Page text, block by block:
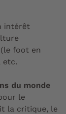
intérêt
foot en
etc.
du monde
le
la critique, le